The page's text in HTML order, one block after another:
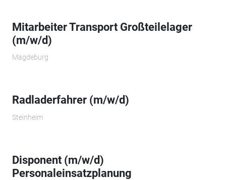
Mitarbeiter Transport Großteilelager
(m/w/d)
Magdeburg
Radladerfahrer (m/w/d)
Steinheim
Disponent (m/w/d)
Personaleinsatzplanung